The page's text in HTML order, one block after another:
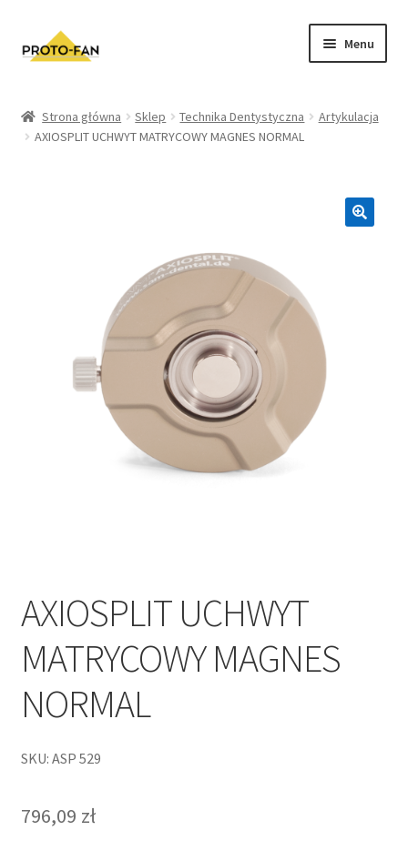
Menu
Kursy Stomatologiczne
Zwroty i Reklamacje
Regulamin sklepu
Polityka prywatności
Strona główna Sklep Technika Dentystyczna
Artykulacja
AXIOSPLIT UCHWYT MATRYCOWY MAGNES NORMAL
AXIOSPLIT UCHWYT
MATRYCOWY MAGNES
NORMAL
SKU: ASP 529
796,09 zł